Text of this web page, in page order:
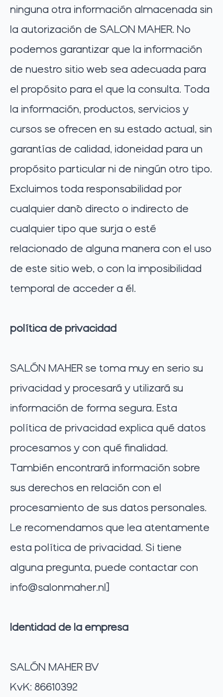
ninguna otra información almacenada sin
la autorización de SALON MAHER. No
podemos garantizar que la información
de nuestro sitio web sea adecuada para
el propósito para el que la consulta. Toda
la información, productos, servicios y
cursos se ofrecen en su estado actual, sin
garantías de calidad, idoneidad para un
propósito particular ni de ningún otro tipo.
Excluimos toda responsabilidad por
cualquier daño directo o indirecto de
cualquier tipo que surja o esté
relacionado de alguna manera con el uso
de este sitio web, o con la imposibilidad
temporal de acceder a él.
política de privacidad
SALÓN MAHER se toma muy en serio su
privacidad y procesará y utilizará su
información de forma segura. Esta
política de privacidad explica qué datos
procesamos y con qué finalidad.
También encontrará información sobre
sus derechos en relación con el
procesamiento de sus datos personales.
Le recomendamos que lea atentamente
esta política de privacidad. Si tiene
alguna pregunta, puede contactar con
info@salonmaher.nl]
Identidad de la empresa
SALÓN MAHER BV
KvK: 86610392